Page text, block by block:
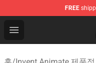
FREE
Open menu
Invent Animate